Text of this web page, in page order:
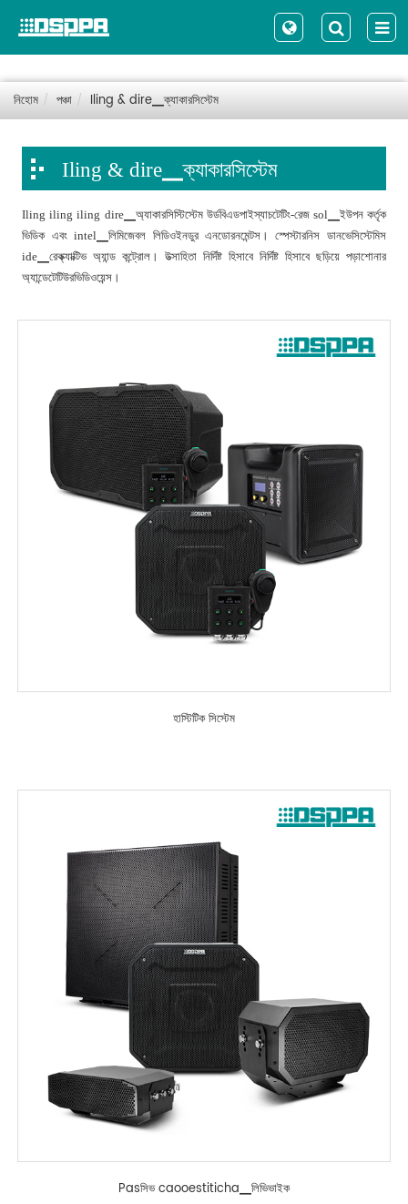
নিহোম পঞ্চা Iling & dire▁ক্যাকারসিস্টেম
Iling & dire▁ক্যাকারসিস্টেম
Iling iling iling dire▁অ্যাকারসিস্টিস্টেম উর্ডবিএডপাইস্যাচটেটিং-রেজ sol▁ইউপন কর্তৃক
ভিডিক এবং intel▁লিমিজেবল লিডিওইনডুর এনডোরনমেন্টস। স্পেস্টারনিস ডানভেসিস্টেমিস
ide▁রেক্ক্যাক্টিভ অ্যান্ড কন্ট্রোল। উত্সাহিতা নির্দিষ্ট হিসাবে নির্দিষ্ট হিসাবে ছড়িয়ে পড়াশোনার
অ্যান্ডেটেটিউরভিডিওয়েন্স।
হাস্টিটিক সিস্টেম
Pasসিভ caooestiticha▁লিভিভাইক